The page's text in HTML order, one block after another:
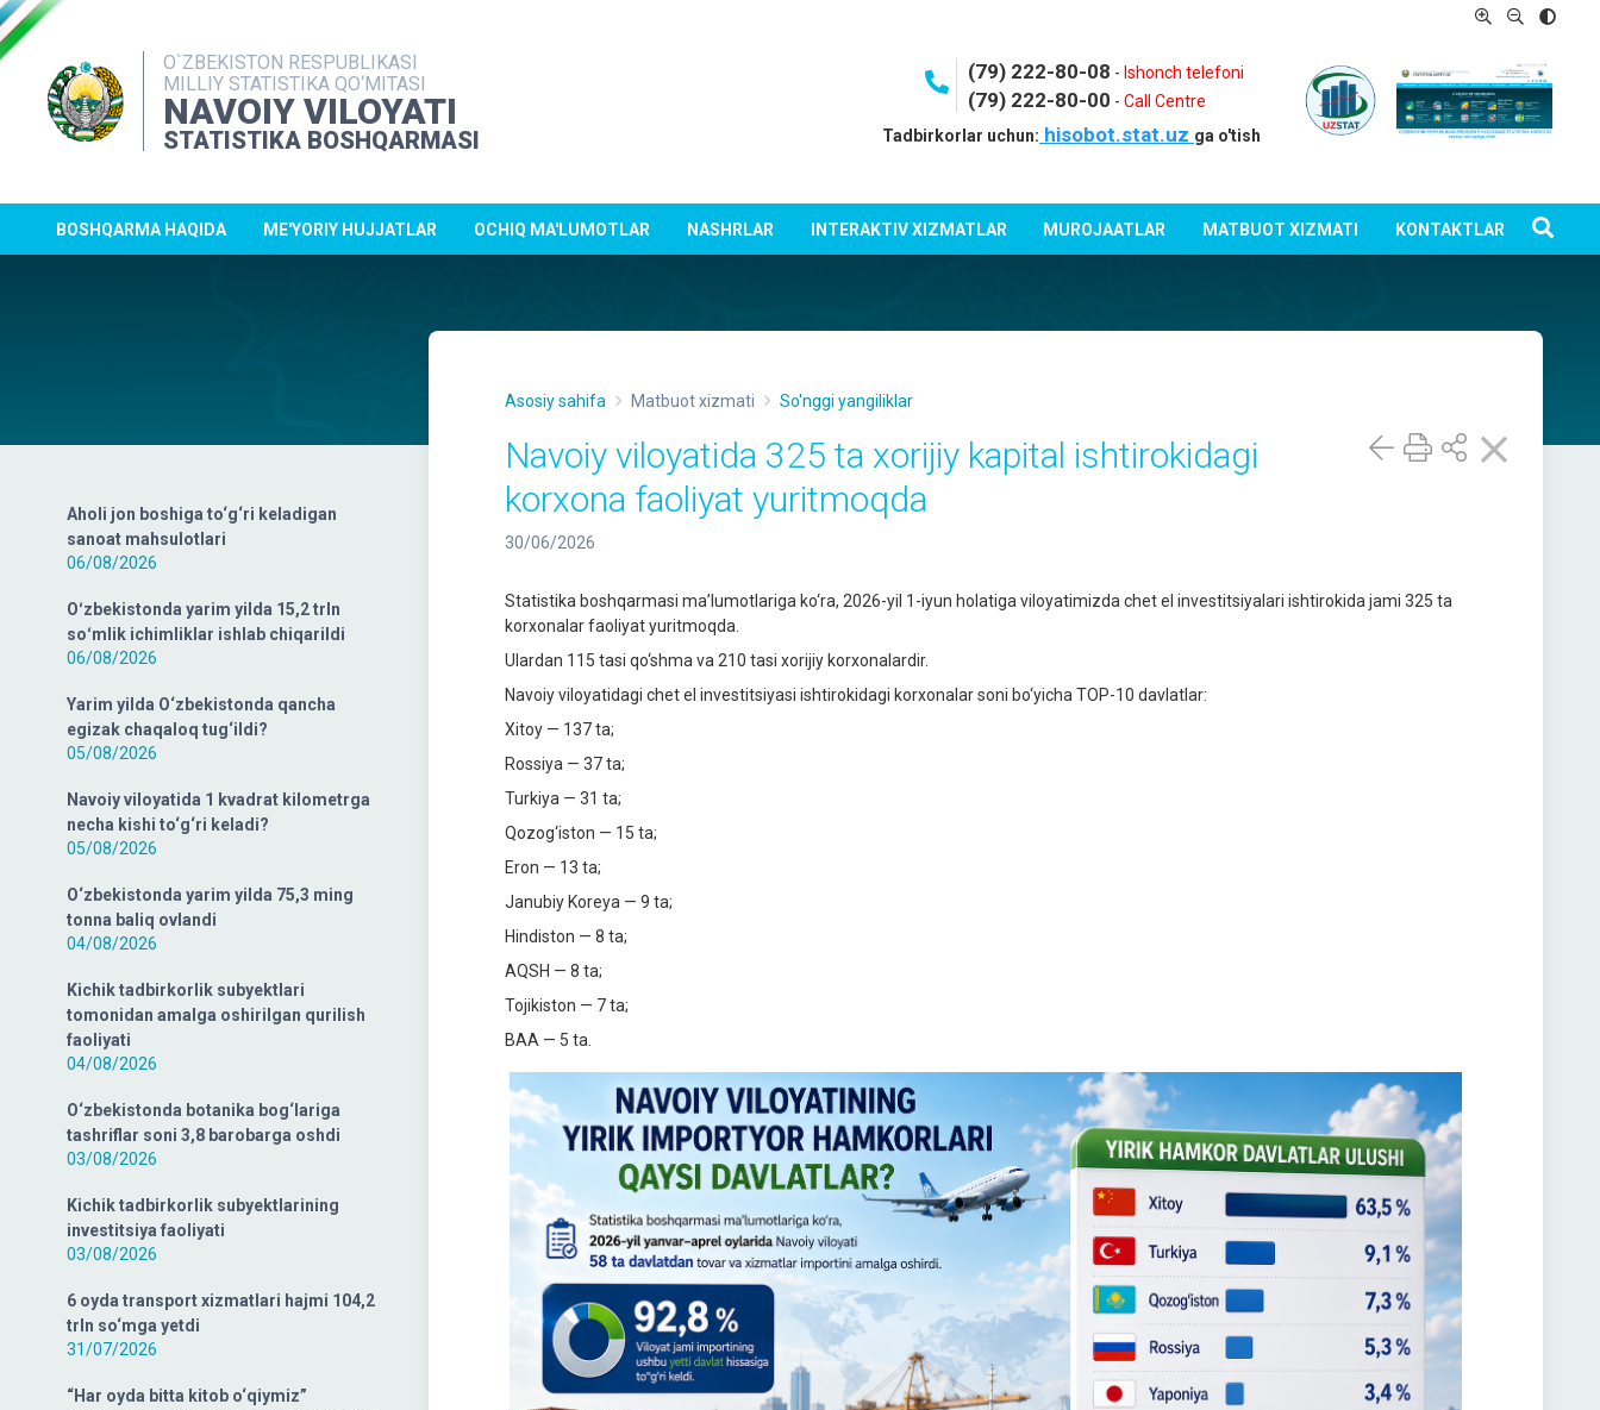
O`ZBEKISTON RESPUBLIKASI
MILLIY STATISTIKA QO‘MITASI
NAVOIY VILOYATI
STATISTIKA BOSHQARMASI
(79) 222-80-08 - Ishonch telefoni
(79) 222-80-00 -Call Centre
Tadbirkorlar uchun: hisobot.stat.uz ga o'tish
BOSHQARMA HAQIDA ME'YORIY HUJJATLAR OCHIQ MA'LUMOTLAR NASHRLAR INTERAKTIV XIZMATLAR MUROJAATLAR MATBUOT XIZMATI KONTAKTLAR
Aholi jon boshiga to‘g‘ri keladigan
sanoat mahsulotlari
06/08/2026
Oʻzbekistonda yarim yilda 15,2 trln
soʻmlik ichimliklar ishlab chiqarildi
06/08/2026
Yarim yilda O‘zbekistonda qancha
egizak chaqaloq tug‘ildi?
05/08/2026
Navoiy viloyatida 1 kvadrat kilometrga
necha kishi to‘g‘ri keladi?
05/08/2026
O‘zbekistonda yarim yilda 75,3 ming
tonna baliq ovlandi
04/08/2026
Kichik tadbirkorlik subyektlari
tomonidan amalga oshirilgan qurilish
faoliyati
04/08/2026
O‘zbekistonda botanika bog‘lariga
tashriflar soni 3,8 barobarga oshdi
03/08/2026
Kichik tadbirkorlik subyektlarining
investitsiya faoliyati
03/08/2026
6 oyda transport xizmatlari hajmi 104,2
trln so‘mga yetdi
31/07/2026
“Har oyda bitta kitob o‘qiymiz”
Asosiy sahifa Matbuot xizmati So'nggi yangiliklar
Navoiy viloyatida 325 ta xorijiy kapital ishtirokidagi
korxona faoliyat yuritmoqda
30/06/2026
Statistika boshqarmasi ma’lumotlariga ko‘ra, 2026-yil 1-iyun holatiga viloyatimizda chet el investitsiyalari ishtirokida jami 325 ta
korxonalar faoliyat yuritmoqda.
Ulardan 115 tasi qo‘shma va 210 tasi xorijiy korxonalardir.
Navoiy viloyatidagi chet el investitsiyasi ishtirokidagi korxonalar soni bo‘yicha TOP-10 davlatlar:
Xitoy — 137 ta;
Rossiya — 37 ta;
Turkiya — 31 ta;
Qozog‘iston — 15 ta;
Eron — 13 ta;
Janubiy Koreya — 9 ta;
Hindiston — 8 ta;
AQSH — 8 ta;
Tojikiston — 7 ta;
BAA — 5 ta.